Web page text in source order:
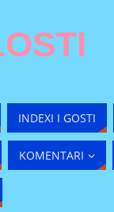
INDEXI I GOSTI
KOMENTARI